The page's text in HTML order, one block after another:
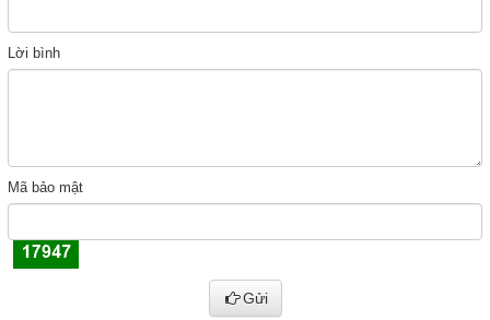
Lời bình
Mã bảo mật
Gửi